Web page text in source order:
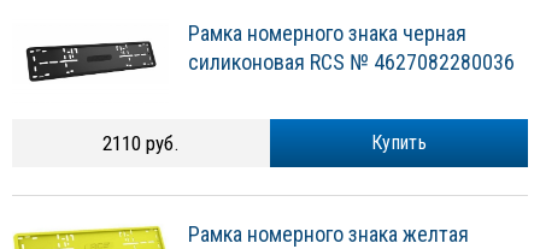
Рамка номерного знака черная
силиконовая RCS № 4627082280036
Купить
2110 руб.
Рамка номерного знака желтая